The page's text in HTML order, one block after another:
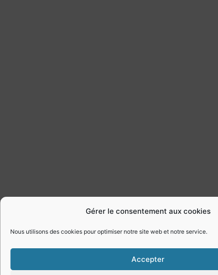
Gérer le consentement aux cookies
Nous utilisons des cookies pour optimiser notre site web et notre service.
Accepter